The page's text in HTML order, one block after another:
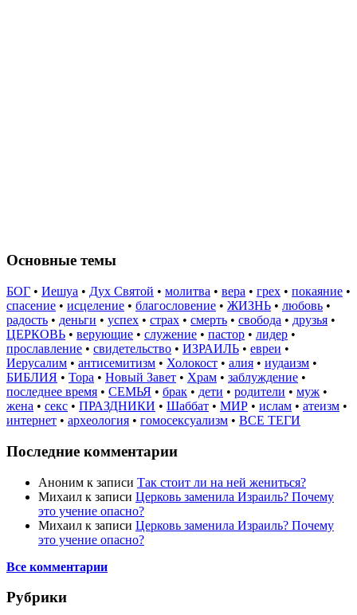
Основные темы
БОГ • Иешуа • Дух Святой • молитва • вера • грех • покаяние •
спасение • исцеление • благословение • ЖИЗНЬ • любовь •
радость • деньги • успех • страх • смерть • свобода • друзья •
ЦЕРКОВЬ • верующие • служение • пастор • лидер •
прославление • свидетельство • ИЗРАИЛЬ • евреи •
Иерусалим • антисемитизм • Холокост • алия • иудаизм •
БИБЛИЯ • Тора • Новый Завет • Храм • заблуждение •
последнее время • СЕМЬЯ • брак • дети • родители • муж •
жена • секс • ПРАЗДНИКИ • Шаббат • МИР • ислам • атеизм •
интернет • археология • гомосексуализм • ВСЕ ТЕГИ
Последние комментарии
Аноним к записи Так стоит ли на ней жениться?
Михаил к записи Церковь заменила Израиль? Почему
это учение опасно?
Михаил к записи Церковь заменила Израиль? Почему
это учение опасно?
Все комментарии
Рубрики